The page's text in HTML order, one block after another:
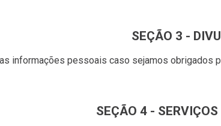
SEÇÃO 3 -
informações pessoais caso sejamos obrigados
SEÇÃO 4 - SERVIÇOS